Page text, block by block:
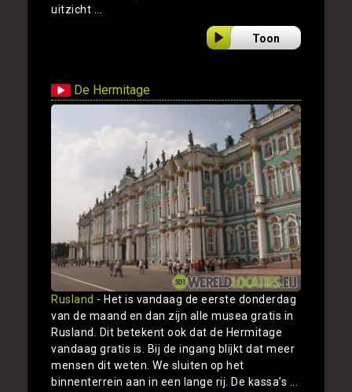
uitzicht ...
Toon
De Hermitage
Rusland - Het is vandaag de eerste donderdag
van de maand en dan zijn alle musea gratis in
Rusland. Dit betekent ook dat de Hermitage
vandaag gratis is. Bij de ingang blijkt dat meer
mensen dit weten. We sluiten op het
binnenterrein aan in een lange rij. De kassa’s ...